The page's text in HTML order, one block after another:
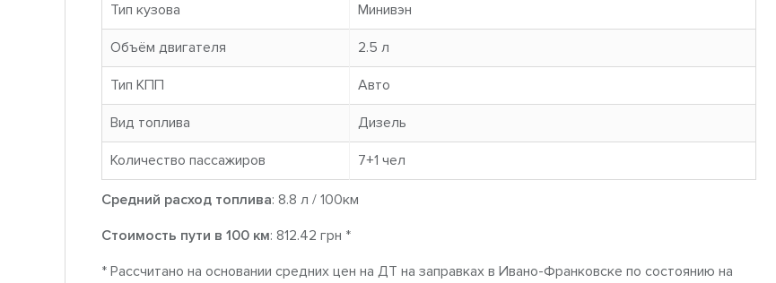
Тип кузова Минивэн
Объём двигателя 2.5 л
Тип КПП Авто
Вид топлива Дизель
Количество пассажиров 7+1 чел
Средний расход топлива: 8.8 л / 100км
Стоимость пути в 100 км: 812.42 грн *
* Рассчитано на основании средних цен на ДТ на заправках в Ивано-Франковске по состоянию на